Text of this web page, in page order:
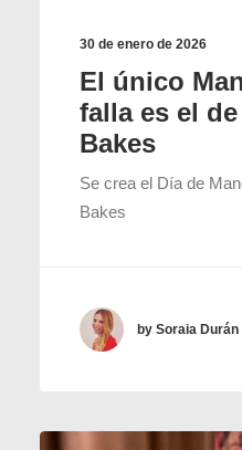
30 de enero de 2026
El único
falla es el
Bakes
Se crea el Día de
Bakes
by Soraia Durán